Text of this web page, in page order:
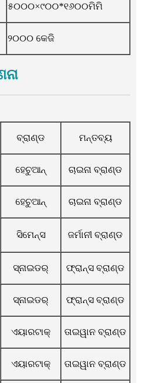
୫୦୦୦×୯୦୦*୧୬୦୦ମିମି
୨୦୦୦ କେଜି
ବ୍ରାଣ୍ଡ ମନ୍ତବ୍ୟ
ହେଚୁଆନ୍ ଚାଇନା ବ୍ରାଣ୍ଡ
ହେଚୁଆନ୍ ଚାଇନା ବ୍ରାଣ୍ଡ
ସିମେନ୍ସ ଜର୍ମାନୀ ବ୍ରାଣ୍ଡ
ସ୍ନାଇଡର୍ ଫ୍ରାନ୍ସ ବ୍ରାଣ୍ଡ
ସ୍ନାଇଡର୍ ଫ୍ରାନ୍ସ ବ୍ରାଣ୍ଡ
ଏୟାରଟାକ୍ ତାଇୱାନ ବ୍ରାଣ୍ଡ
ଏୟାରଟାକ୍ ତାଇୱାନ ବ୍ରାଣ୍ଡ